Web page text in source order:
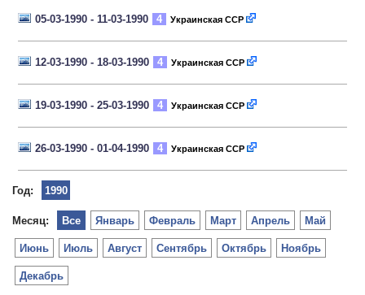
05-03-1990 - 11-03-1990 4 Украинская ССР
12-03-1990 - 18-03-1990 4 Украинская ССР
19-03-1990 - 25-03-1990 4 Украинская ССР
26-03-1990 - 01-04-1990 4 Украинская ССР
Год: 1990
Месяц: Январь Февраль Март Апрель Май
Июнь Июль Август Сентябрь Октябрь Ноябрь
Декабрь
Все